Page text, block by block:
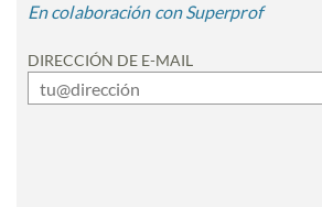
En colaboración con Superprof
DIRECCIÓN DE E-MAIL